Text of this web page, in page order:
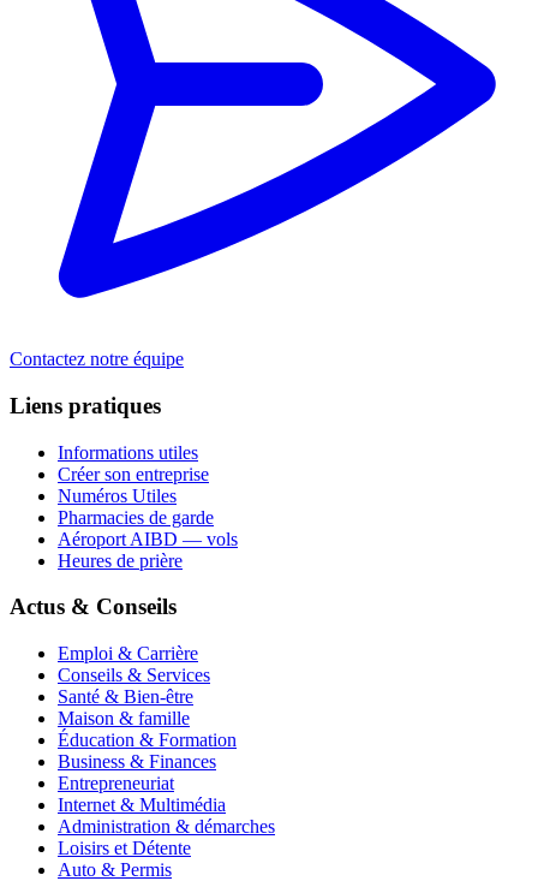
Contactez notre équipe
Liens pratiques
Informations utiles
Créer son entreprise
Numéros Utiles
Pharmacies de garde
Aéroport AIBD — vols
Heures de prière
Actus & Conseils
Emploi & Carrière
Conseils & Services
Santé & Bien-être
Maison & famille
Éducation & Formation
Business & Finances
Entrepreneuriat
Internet & Multimédia
Administration & démarches
Loisirs et Détente
Auto & Permis